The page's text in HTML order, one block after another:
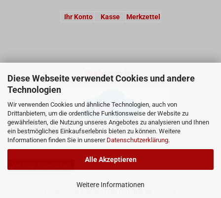
Diese Webseite verwendet Cookies und andere
Technologien
Wir verwenden Cookies und ähnliche Technologien, auch von
Drittanbietern, um die ordentliche Funktionsweise der Website zu
gewährleisten, die Nutzung unseres Angebotes zu analysieren und Ihnen
ein bestmögliches Einkaufserlebnis bieten zu können. Weitere
Informationen finden Sie in unserer Datenschutzerklärung.
Alle Akzeptieren
Weitere Informationen
Ihr Konto Kasse Merkzettel
Webshop by: